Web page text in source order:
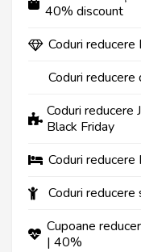
40% discount
Coduri
Coduri
Coduri reducere
Black Friday
Coduri reducere
Coduri
Cupoane
| 40%